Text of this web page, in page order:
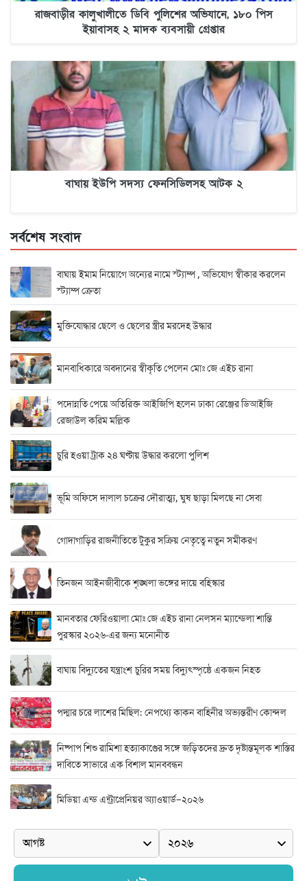
রাজবাড়ীর কালুখালীতে ডিবি পুলিশের অভিযানে, ১৮০ পিস
ইয়াবাসহ ২ মাদক ব্যবসায়ী গ্রেপ্তার
বাঘায় ইউপি সদস্য ফেনসিডিলসহ আটক ২
সর্বশেষ সংবাদ
বাঘায় ইমাম নিয়োগে অন্যের নামে স্ট্যাম্প , অভিযোগ স্বীকার করলেন
স্ট্যাম্প ক্রেতা
মুক্তিযোদ্ধার ছেলে ও ছেলের স্ত্রীর মরদেহ উদ্ধার
মানবাধিকারে অবদানের স্বীকৃতি পেলেন মোঃ জে এইচ রানা
পদোন্নতি পেয়ে অতিরিক্ত আইজিপি হলেন ঢাকা রেঞ্জের ডিআইজি
রেজাউল করিম মল্লিক
চুরি হওয়া ট্রাক ২৪ ঘণ্টায় উদ্ধার করলো পুলিশ
ভূমি অফিসে দালাল চক্রের দৌরাত্ম্য, ঘুষ ছাড়া মিলছে না সেবা
গোদাগাড়ির রাজনীতিতে টুকুর সক্রিয় নেতৃত্বে নতুন সমীকরণ
তিনজন আইনজীবীকে শৃঙ্খলা ভঙ্গের দায়ে বহিস্কার
মানবতার ফেরিওয়ালা মোঃ জে এইচ রানা নেলসন ম্যান্ডেলা শান্তি
পুরস্কার ২০২৬-এর জন্য মনোনীত
বাঘায় বিদ্যুতের যন্ত্রাংশ চুরির সময় বিদ্যুৎস্পৃষ্ঠে একজন নিহত
পদ্মার চরে লাশের মিছিল: নেপথ্যে কাকন বাহিনীর অভ্যন্তরীণ কোন্দল
নিষ্পাপ শিশু রামিশা হত্যাকাণ্ডের সঙ্গে জড়িতদের দ্রুত দৃষ্টান্তমূলক শাস্তির
দাবিতে সাভারে এক বিশাল মানববন্ধন
মিডিয়া এন্ড এন্ট্রাপ্রেনিয়র অ্যাওয়ার্ড–২০২৬
র‍্যাবের বিশেষ অভিযান: বিদেশি পিস্তল, গুলি, মাদক ও নগদ অর্থ উদ্ধার,